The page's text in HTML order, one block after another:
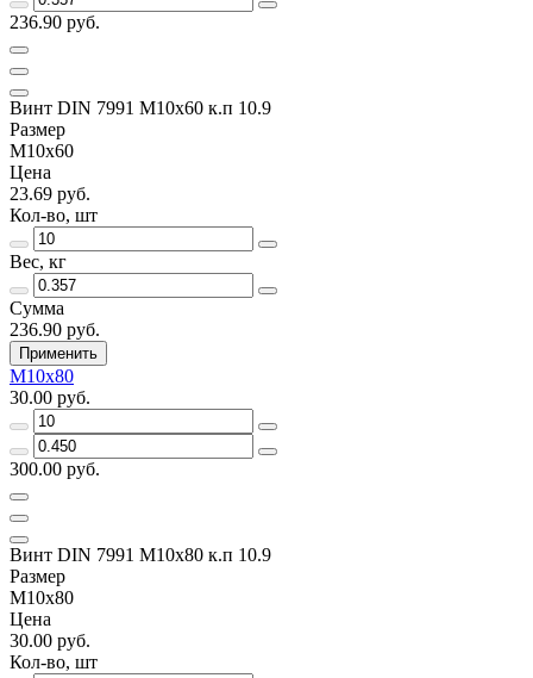
236.90 руб.
Винт DIN 7991 M10x60 к.п 10.9
Размер
M10x60
Цена
23.69 руб.
Кол-во, шт
Вес, кг
Сумма
236.90 руб.
Применить
M10x80
30.00 руб.
300.00 руб.
Винт DIN 7991 M10x80 к.п 10.9
Размер
M10x80
Цена
30.00 руб.
Кол-во, шт